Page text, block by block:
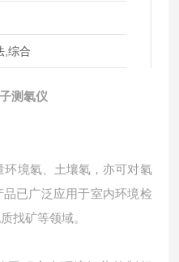
,综合
测氡仪
环境氡、土壤氡 ，亦可对氡
品已广泛应用于室内环境检
找矿等领域。